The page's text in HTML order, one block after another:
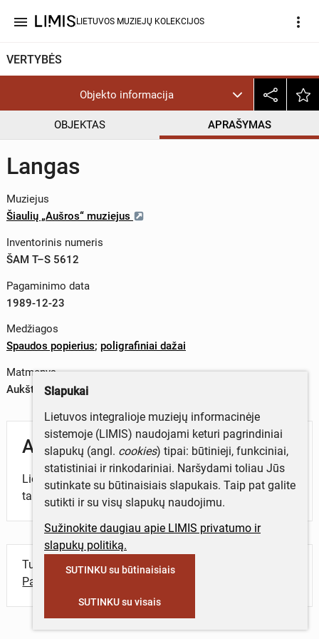
menu LIETUVOS MUZIEJŲ KOLEKCIJOS more_vert
VERTYBĖS
Objekto informacija
OBJEKTAS APRAŠYMAS
Langas
Muziejus
Šiaulių „Aušros“ muziejus
Inventorinis numeris
ŠAM T–S 5612
Pagaminimo data
1989-12-23
Medžiagos
Spaudos popierius; poligrafiniai dažai
Matmenys
Aukštis x plotis – 29,6 x 20,3 cm
Aprašymas
Lietuvos Persitvarkymo Sąjūdžio Pakruojo rajono
tarybos leidinys.
Turite daugiau informacijos apie objektą?
Parašykite mums!
Slapukai
Lietuvos integralioje muziejų informacinėje
sistemoje (LIMIS) naudojami keturi pagrindiniai
slapukų (angl. cookies) tipai: būtinieji, funkciniai,
statistiniai ir rinkodariniai. Naršydami toliau Jūs
sutinkate su būtinaisiais slapukais. Taip pat galite
sutikti ir su visų slapukų naudojimu.
Sužinokite daugiau apie LIMIS privatumo ir
slapukų politiką.
SUTINKU su būtinaisiais
SUTINKU su visais